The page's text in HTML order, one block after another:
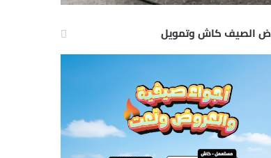
الصيف كاش وتمويل